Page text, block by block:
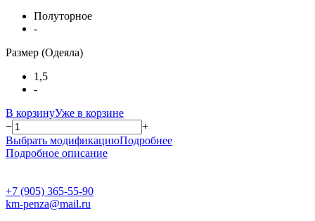
Полуторное
-
Размер (Одеяла)
1,5
-
В корзинуУже в корзине
−
+
Выбрать модификациюПодробнее
Подробное описание
+7 (905) 365-55-90
km-penza@mail.ru